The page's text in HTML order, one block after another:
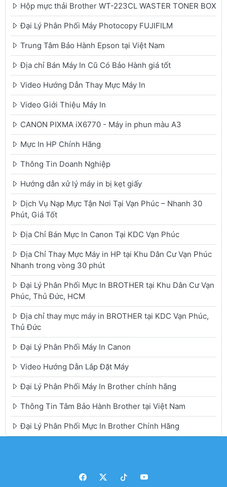
Hộp mực thải Brother WT-223CL WASTER TONER BOX
Đại Lý Phân Phối Máy Photocopy FUJIFILM
Trung Tâm Bảo Hành Epson tại Việt Nam
Địa chỉ Bán Máy In Cũ Có Bảo Hành giá tốt
Video Hướng Dẫn Thay Mực Máy In
Video Giới Thiệu Máy In
CANON PIXMA iX6770 - Máy in phun màu A3
Mực In HP Chính Hãng
Thông Tin Doanh Nghiệp
Hướng dẫn xử lý máy in bị kẹt giấy
Dịch Vụ Nạp Mực Tận Nơi Tại Vạn Phúc – Nhanh 30
Phút, Giá Tốt
Địa Chỉ Bán Mực In Canon Tại KDC Vạn Phúc
Địa Chỉ Thay Mực Máy in HP tại Khu Dân Cư Vạn Phúc
Nhanh trong vòng 30 phút
Đại Lý Phân Phối Mực In BROTHER tại Khu Dân Cư Vạn
Phúc, Thủ Đức, HCM
Địa chỉ thay mực máy in BROTHER tại KDC Vạn Phúc,
Thủ Đức
Đại Lý Phân Phối Máy In Canon
Video Hướng Dẫn Lắp Đặt Máy
Đại Lý Phân Phối Máy In Brother chính hãng
Thông Tin Tâm Bảo Hành Brother tại Việt Nam
Đại Lý Phân Phối Mực In Brother Chính Hãng